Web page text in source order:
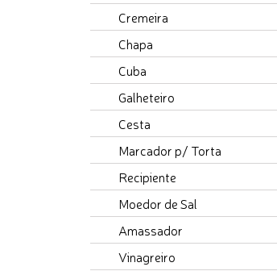
Cremeira
Chapa
Cuba
Galheteiro
Cesta
Marcador p/ Torta
Recipiente
Moedor de Sal
Amassador
Vinagreiro